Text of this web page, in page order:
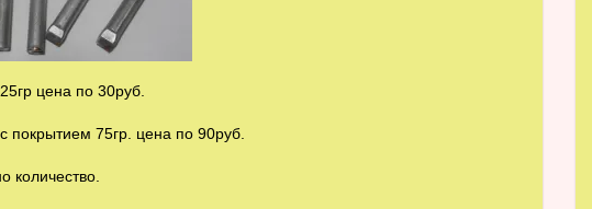
цена по 30руб.
75гр. цена по 90руб.
количество.